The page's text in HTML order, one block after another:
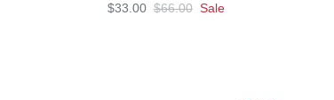
$33.00 $66.00 Sale